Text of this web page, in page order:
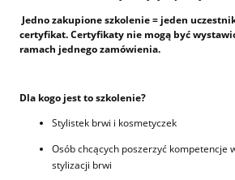
Jedno zakupione szkolenie = jeden
certyfikat. Certyfikaty nie mogą być
ramach jednego zamówienia.
Dla kogo jest to szkolenie?
Stylistek brwi i kosmetyczek
Osób chcących poszerzyć kompetencje
stylizacji brwi